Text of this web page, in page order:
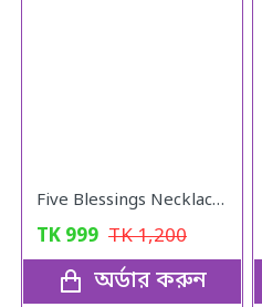
Five Blessings Necklace Woman Love Transfer Gold - Plated Moisture Light Luxury Jewellery Necklace
TK 999 TK1,200
অর্ডার করুন